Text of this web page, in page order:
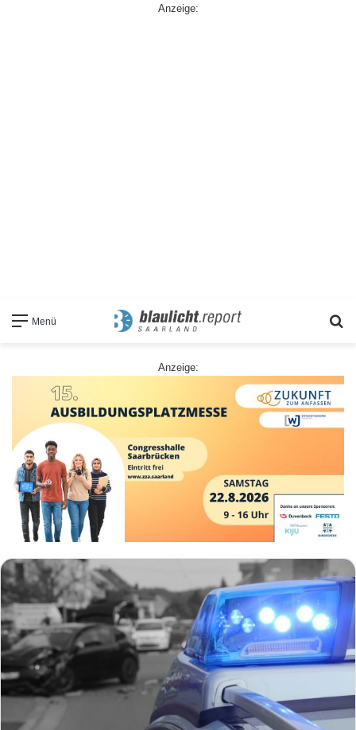
Anzeige:
Menü
Anzeige: